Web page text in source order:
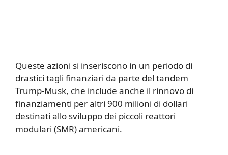
Queste azioni si inseriscono in un periodo di
drastici tagli finanziari da parte del tandem
Trump-Musk, che include anche il rinnovo di
finanziamenti per altri 900 milioni di dollari
destinati allo sviluppo dei piccoli reattori
modulari (SMR) americani.